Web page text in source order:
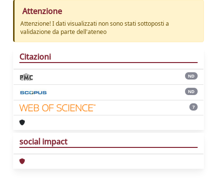
Attenzione
Attenzione! I dati visualizzati non sono stati sottoposti a
validazione da parte dell'ateneo
Citazioni
ND
ND
7
social impact